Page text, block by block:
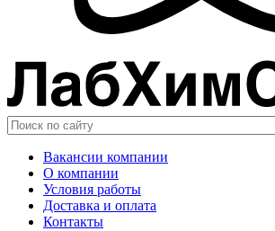
Вакансии компании
О компании
Условия работы
Доставка и оплата
Контакты